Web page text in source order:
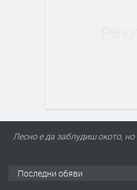
Лесно е да заблудиш окото,
Последни обяви